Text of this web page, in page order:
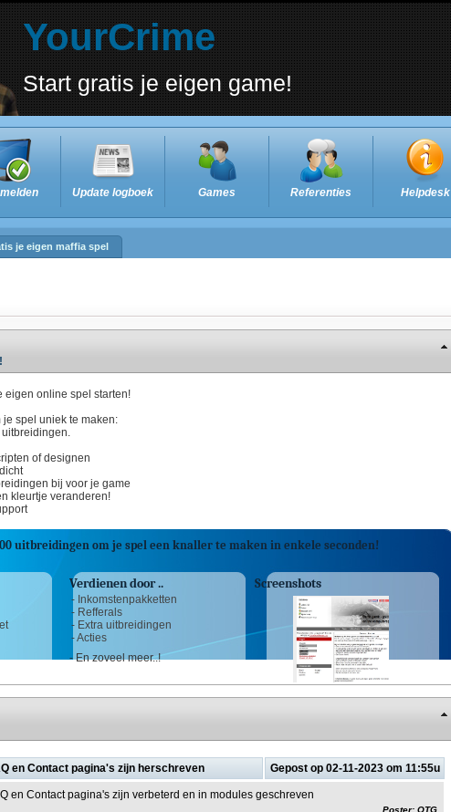
YourCrime
Start gratis je eigen game!
Update logboek Games Referenties Helpdesk
je eigen maffia spel
eigen online spel starten!
spel uniek te maken:
of designen
bij voor je game
kleurtje veranderen!
uitbreidingen om je spel een knaller te maken in enkele seconden!
Verdienen door ..
- Inkomstenpakketten
- Refferals
- Extra uitbreidingen
- Acties
- En zoveel meer..!
Screenshots
en Contact pagina's zijn herschreven Gepost op 02-11-2023 om 11:55u
en Contact pagina's zijn verbeterd en in modules geschreven
Poster: OTG